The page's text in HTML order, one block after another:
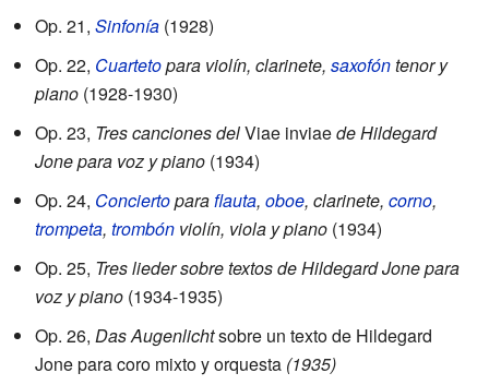
Op. 21, Sinfonía (1928)
Op. 22, Cuartetopara violín, clarinete, saxofóntenor y
piano (1928-1930)
Op. 23, Tres canciones delViae inviaede Hildegard
Jone para voz y piano (1934)
Op. 24, Conciertoparaflauta, oboe, clarinete, corno,
trompeta, trombón violín, viola y piano (1934)
Op. 25, Tres lieder sobre textos de Hildegard Jone para
voz y piano (1934-1935)
Op. 26, Das Augenlichtsobre un texto de Hildegard
Jone para coro mixto y orquesta (1935)